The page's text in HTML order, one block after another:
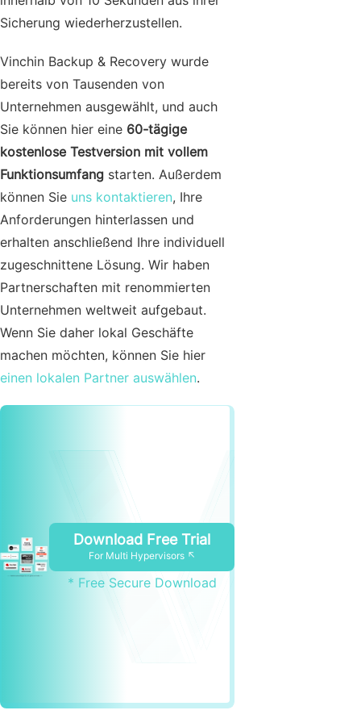
Sicherung wiederherzustellen.
Vinchin Backup & Recovery wurde
bereits von Tausenden von
Unternehmen ausgewählt, und auch
Sie können hier eine 60-tägige
kostenlose Testversion mit vollem
Funktionsumfang starten. Außerdem
können Sie uns kontaktieren, Ihre
Anforderungen hinterlassen und
erhalten anschließend Ihre individuell
zugeschnittene Lösung. Wir haben
Partnerschaften mit renommierten
Unternehmen weltweit aufgebaut.
Wenn Sie daher lokal Geschäfte
machen möchten, können Sie hier
einen lokalen Partner auswählen.
Download Free Trial
For Multi Hypervisors ↖
* Free Secure Download